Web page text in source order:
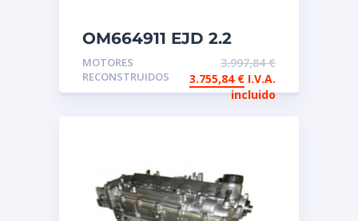
OM664911 EJD 2.2
Motor reconstruido de
intercambio
MOTORES
RECONSTRUIDOS
3.997,84€
3.755,84 € I.V.A.
incluido